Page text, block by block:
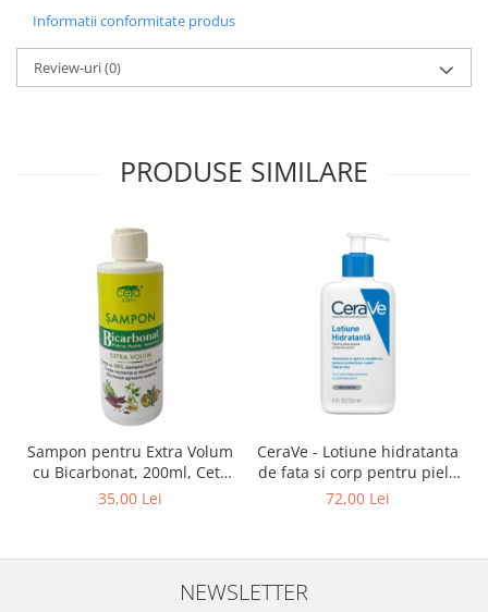
Informatii conformitate produs
Review-uri(0)
PRODUSE SIMILARE
Sampon pentru Extra Volum
cu Bicarbonat, 200ml, Ceta
Sibiu
35,00 Lei
CeraVe - Lotiune hidratanta
de fata si corp pentru piele
uscata si foarte uscata
72,00 Lei
NEWSLETTER